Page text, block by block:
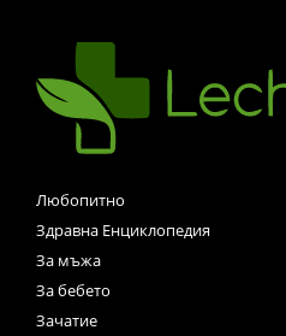
Любопитно
Здравна Енциклопедия
За мъжа
За бебето
Зачатие